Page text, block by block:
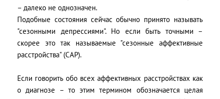
– далеко не однозначен.
Подобные состояния сейчас обычно принято называть
"сезонными депрессиями". Но если быть точными –
скорее это так называемые "сезонные аффективные
расстройства" (САР).
Если говорить обо всех аффективных расстройствах как
о диагнозе – то этим термином обозначается целая